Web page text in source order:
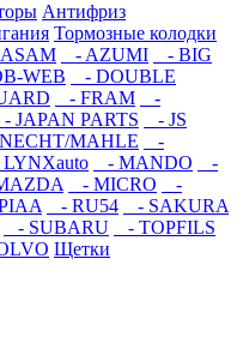
Антифриз
Тормозные колодки
- AZUMI
- BIG
WEB
- DOUBLE
- FRAM
-
- JAPAN PARTS
- JS
MAHLE
-
- MANDO
-
- MICRO
-
- RU54
- SAKURA
- SUBARU
- TOPFILS
Щетки